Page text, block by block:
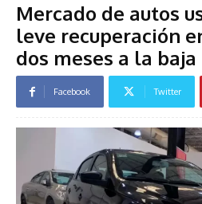
Mercado de autos
leve recuperación
dos meses a la baja
Facebook Twitter